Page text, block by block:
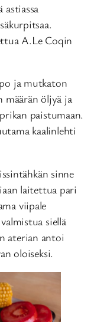
astiassa
A.Le Coqin
ja mutkaton
määrän öljyä ja
paistumaan.
kaalinlehti
sinne
laitettua pari
viipale
siellä
aterian antoi
oloiseksi.